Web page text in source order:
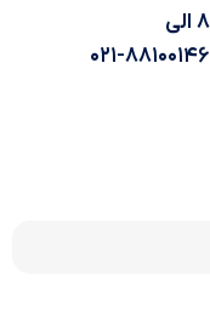
۸ الی
۸۸۱۰۰۱۴۶-۰۲۱